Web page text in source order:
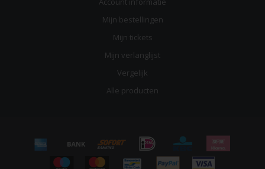
Mijn bestellingen
Mijn tickets
Mijn verlanglijst
Vergelijk
Alle producten